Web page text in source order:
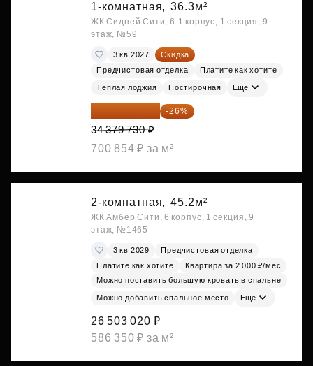
1-комнатная, 36.3м²
ЖК Сидней Сити, 6.1 корпус, 1 секция, 9
этаж, №59
3 кв 2027
Скидка
Предчистовая отделка
Платите как хотите
Тёплая лоджия Постирочная Ещё
25 441 000 ₽ -26%
34 379 730 ₽
700 854 ₽ за м²
2-комнатная, 45.2м²
ЖК Амбер Сити, 6 корпус, 1 секция, 9
этаж, №1465
3 кв 2029
Предчистовая отделка
Платите как хотите
Квартира за 2 000 ₽/мес
Можно поставить большую кровать в спальне
Можно добавить спальное место Ещё
26 503 020 ₽
586 350 ₽ за м²